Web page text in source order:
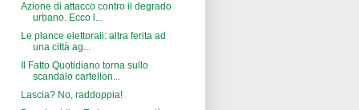
Azione di attacco contro il degrado
urbano. Ecco l...
Le plance elettorali: altra ferita ad
una città ag...
Il Fatto Quotidiano torna sullo
scandalo cartellon...
Lascia? No, raddoppia!